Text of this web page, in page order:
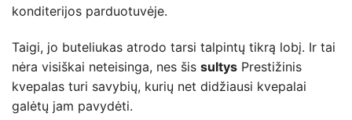
konditerijos parduotuvėje.
Taigi, jo buteliukas atrodo tarsi talpintų tikrą lobį. Ir tai
nėra visiškai neteisinga, nes šis sultys Prestižinis
kvepalas turi savybių, kurių net didžiausi kvepalai
galėtų jam pavydėti.